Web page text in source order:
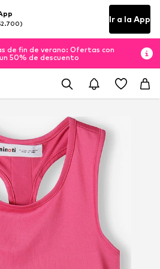
Ir a la App
de fin de verano: Ofertas con
50% de descuento